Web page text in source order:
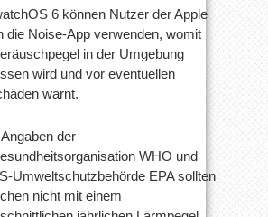
6 können Nutzer der Apple
die Noise-App verwenden, womit
in der Umgebung
wird und vor eventuellen
warnt.
der
WHO und
Umweltschutzbehörde EPA sollten
nicht mit einem